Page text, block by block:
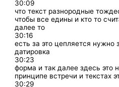
30:09
что текст разнородные
чтобы все едины и кто то
далее то
30:16
есть за это цепляется нужно
датировка
30:23
форма и так далее здесь это
принципе встречи и текстах
30:29